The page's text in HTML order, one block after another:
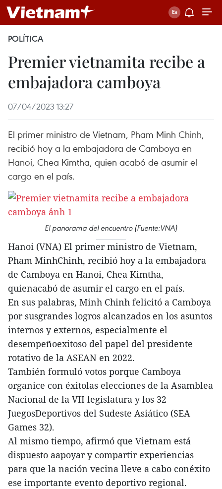
POLÍTICA
Premier vietnamita recibe a
embajadora camboya
07/04/2023 13:27
El primer ministro de Vietnam, Pham Minh Chinh,
recibió hoy a la embajadora de Camboya en
Hanoi, Chea Kimtha, quien acabó de asumir el
cargo en el país.
El panorama del encuentro (Fuente:VNA)
Hanoi (VNA) El primer ministro de Vietnam,
Pham MinhChinh, recibió hoy a la embajadora
de Camboya en Hanoi, Chea Kimtha,
quienacabó de asumir el cargo en el país.
En sus palabras, Minh Chinh felicitó a Camboya
por susgrandes logros alcanzados en los asuntos
internos y externos, especialmente el
desempeñoexitoso del papel del presidente
rotativo de la ASEAN en 2022.
También formuló votos porque Camboya
organice con éxitolas elecciones de la Asamblea
Nacional de la VII legislatura y los 32
JuegosDeportivos del Sudeste Asiático (SEA
Games 32).
Al mismo tiempo, afirmó que Vietnam está
dispuesto aapoyar y compartir experiencias
para que la nación vecina lleve a cabo conéxito
ese importante evento deportivo regional.